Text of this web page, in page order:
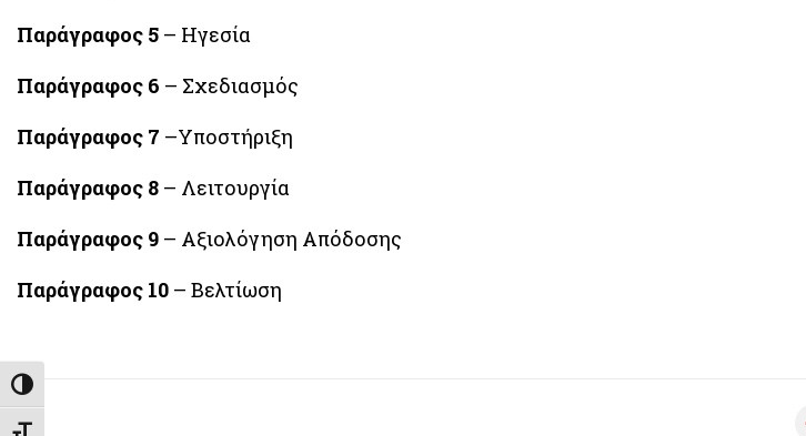
Εναλλαγή Υψηλής Αντίθεσης
Παράγραφος 5 – Ηγεσία
Παράγραφος 6 – Σχεδιασμός
Παράγραφος 7 –Υποστήριξη
Παράγραφος 8 – Λειτουργία
Παράγραφος 9 – Αξιολόγηση Απόδοσης
Παράγραφος 10 – Βελτίωση